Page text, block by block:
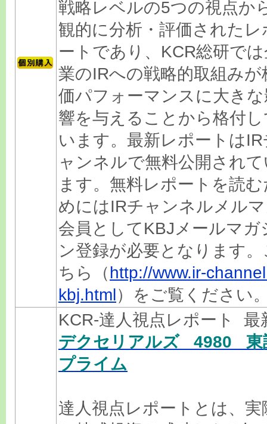
戦略レベルの5つの視点か
観的に分析・評価されたレ
ートであり、KCR総研で
業のIRへの戦略的取組みが
価パフォーマンスに大き
響を与えることから格付
います。最新レポートはIR
ャンネルで無料公開され
ます。無料レポートを読む
めにはIRチャンネルメル
会員としてKBJメールマガ
ン登録が必要となります。
ちら（http://www.ir-
kbj.html）をご覧ください
KCR-達人視点レポート
デクセリアルズ 4980 東
プライム
達人視点レポートとは、実